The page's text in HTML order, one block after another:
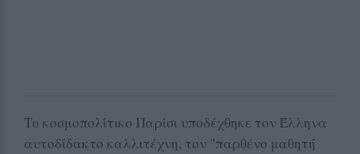
Το κοσμοπολίτικο Παρίσι υποδέχθηκε τον Έλληνα
αυτοδίδακτο καλλιτέχνη, τον "παρθένο μαθητή